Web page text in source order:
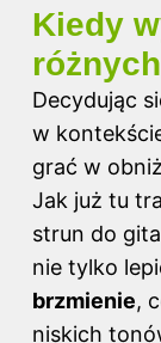
Kiedy
Decydując
w
grać w
Jak już tu
strun do
nie tylko
brzmienie,
niskich